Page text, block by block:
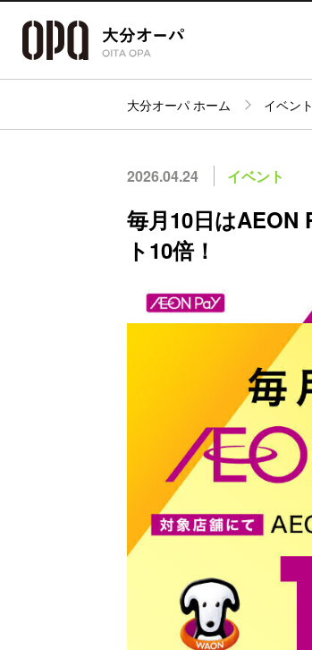
大分オーパ ホーム イベント
2026.04.24 イベント
毎月10日はAEON
ト10倍！